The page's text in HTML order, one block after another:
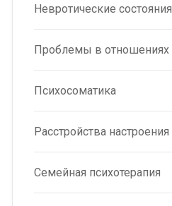
Невротические состояния
Проблемы в отношениях
Психосоматика
Расстройства настроения
Семейная психотерапия